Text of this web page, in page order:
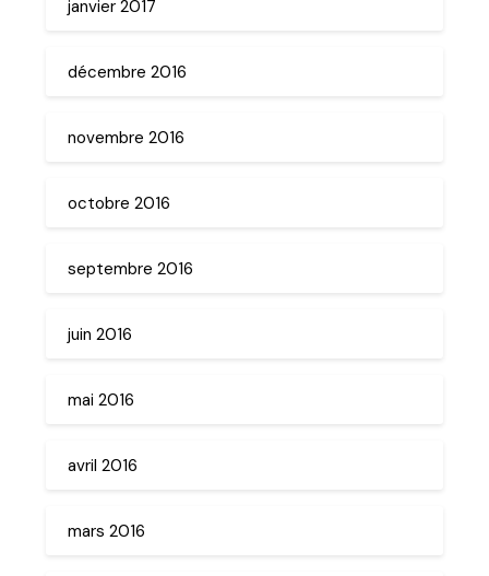
janvier 2017
décembre 2016
novembre 2016
octobre 2016
septembre 2016
juin 2016
mai 2016
avril 2016
mars 2016